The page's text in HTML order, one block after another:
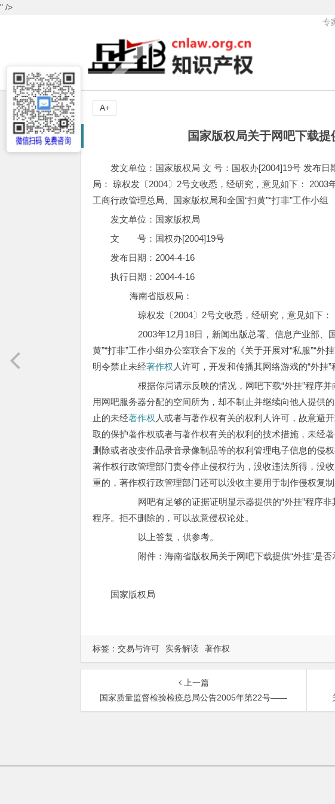
" />
专
国家版权局关于网吧下载提
发文单位：国家版权局 文 号：国权办[2004]19号 发布
局： 琼权发〔2004〕2号文收悉，经研究，意见如下：
工商行政管理总局、国家版权局和全国“扫黄”“打非”工作小组
发文单位：国家版权局
文 号：国权办[2004]19号
发布日期：2004-4-16
执行日期：2004-4-16
海南省版权局：
琼权发〔2004〕2号文收悉，经研究，意见如下：
2003年12月18日，新闻出版总署、信息产业部、国
黄”“打非”工作小组办公室联合下发的《关于开展对“私服”“外
明令禁止未经著作权 人许可，开发和传播其网络游戏的“外挂”
根据你局请示反映的情况，网吧下载“外挂”程序并
用网吧服务器分配的空间所为，却不制止并继续向他人提供
止的未经著作权 人或者与著作权有关的权利人许可，故意避
取的保护著作权或者与著作权有关的权利的技术措施，未经
删除或者改变作品录音录像制品等的权利管理电子信息的侵
著作权行政管理部门责令停止侵权行为，没收违法所得，没
重的，著作权行政管理部门还可以没收主要用于制作侵权复
网吧有足够的证据证明显示器提供的“外挂”程序非
程序。拒不删除的，可以故意侵权论处。
以上答复，供参考。
附件：海南省版权局关于网吧下载提供“外挂”是否
国家版权局
A+
标签：交易与许可 实务解读 著作权
上一篇
国家质量监督检验检疫总局公告2005年第22号——